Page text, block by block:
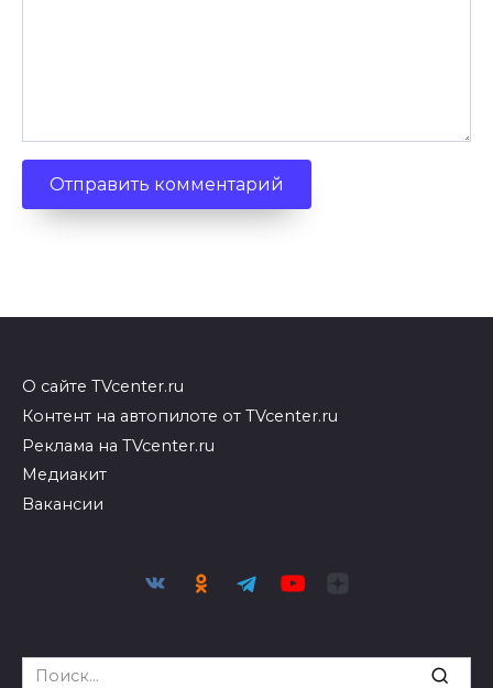
О сайте TVcenter.ru
Контент на автопилоте от TVcenter.ru
Реклама на TVcenter.ru
Медиакит
Вакансии
Search